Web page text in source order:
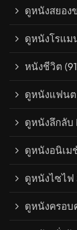
ดูหนังสยอง
ดูหนังโรแม
หนังชีวิต
ดูหนังแฟนต
ดูหนังลึกลับ
ดูหนังอนิเม
ดูหนังไซไฟ
ดูหนังครอบ